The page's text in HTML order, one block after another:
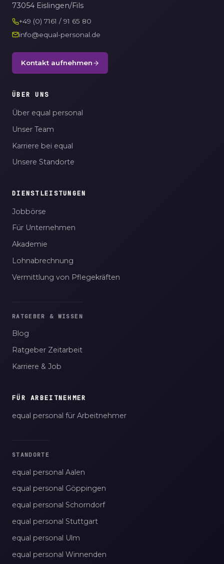
73054 Eislingen/Fils
+49 (0) 7161 / 91 65 80
info@equal-personal.de
Kontakt aufnehmen
ÜBER UNS
Über equal personal
Unser Team
Karriere bei equal
Unsere Standorte
DIENSTLEISTUNGEN
Jobbörse
Für Unternehmen
Akademie
Lohnabrechnung
Vermittlung von Pflegekräften
RATGEBER & WISSEN
Blog
Ratgeber Zeitarbeit
Karriere & Job
FÜR ARBEITNEHMER
equal personal für Arbeitnehmer
STANDORTE
equal personal Aalen
equal personal Göppingen
equal personal Schorndorf
equal personal Stuttgart
equal personal Ulm
equal personal Winnenden